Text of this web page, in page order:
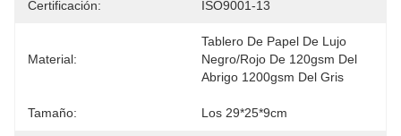
Certificación: ISO9001-13
Material:
Tablero De Papel De Lujo
Negro/rojo De 120gsm Del
Abrigo 1200gsm Del Gris
Tamaño: Los 29*25*9cm